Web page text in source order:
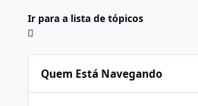
Ir para a lista de tópicos
Quem Está Navegando